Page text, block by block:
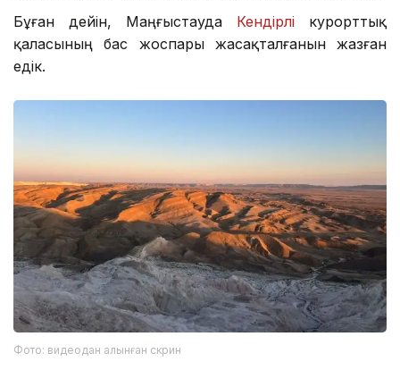
Бұған дейін, Маңғыстауда Кендірлі курорттық
қаласының бас жоспары жасақталғанын жазған
едік.
Фото: видеодан алынған скрин